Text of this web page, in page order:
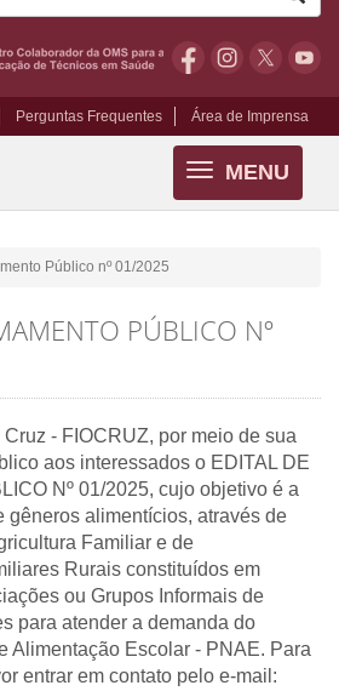
Perguntas Frequentes Área de Imprensa
MENU
Toggle
navigation
Público nº 01/2025
PÚBLICO Nº
- FIOCRUZ, por meio de sua
aos interessados o EDITAL DE
Nº 01/2025, cujo objetivo é a
gêneros alimentícios, através de
Familiar e de
Rurais constituídos em
ou Grupos Informais de
para atender a demanda do
Alimentação Escolar - PNAE. Para
entrar em contato pelo e-mail: